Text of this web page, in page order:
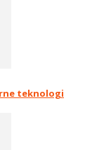
teknologi